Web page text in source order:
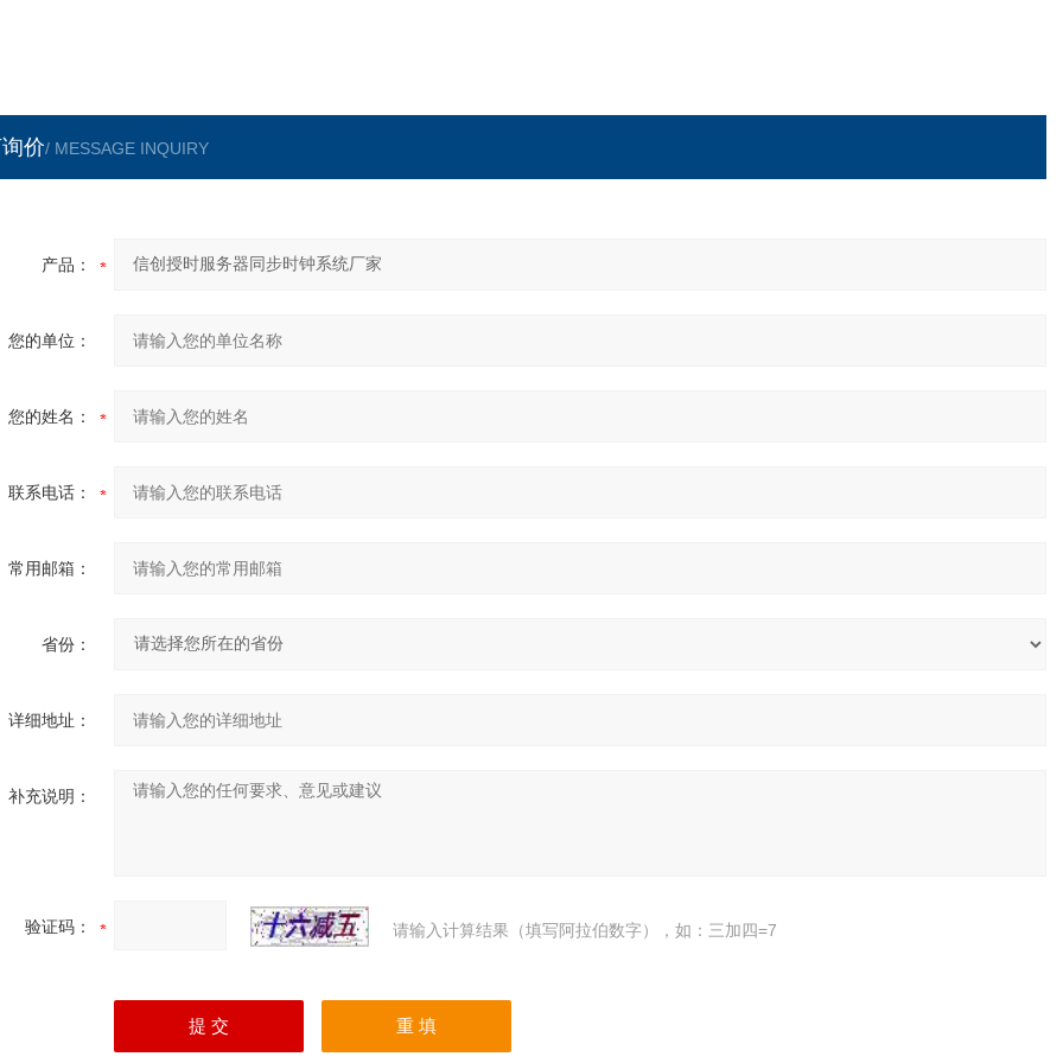
价/ MESSAGE INQUIRY
产品：
您的单位：
您的姓名：
联系电话：
常用邮箱：
省份：
详细地址：
补充说明：
验证码： 请输入计算结果（填写阿拉伯数字），如：三加四=7